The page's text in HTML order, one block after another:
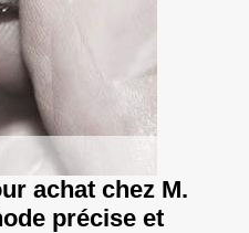
achat chez M.
précise et